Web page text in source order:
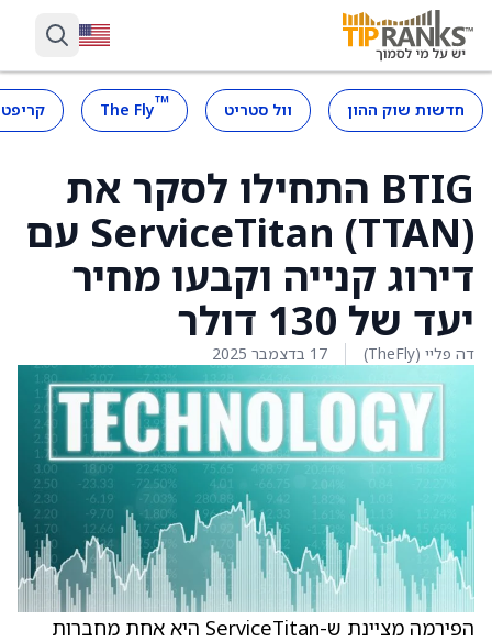
חדשות שוק ההון וול סטריט ™
The Fly
BTIG התחילו לסקר את
ServiceTitan (TTAN) עם
דירוג קנייה וקבעו מחיר
יעד של 130 דולר
דה פליי (TheFly) 17 בדצמבר 2025
הפירמה מציינת ש-ServiceTitan היא אחת מחברות